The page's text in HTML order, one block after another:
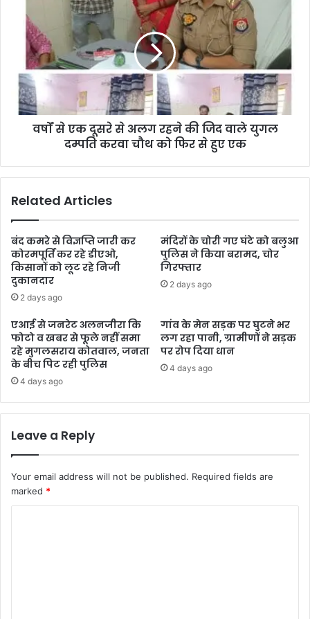
वर्षों से एक दूसरे से अलग रहने की जिद वाले युगल
दम्पति करवा चौथ को फिर से हुए एक
Related Articles
बंद कमरे से विज्ञप्ति जारी कर
कोरमपूर्ति कर रहे डीएओ,
किसानों को लूट रहे निजी
दुकानदार
2 days ago
मंदिरों के चोरी गए घंटे को बलुआ
पुलिस ने किया बरामद, चोर
गिरफ्तार
2 days ago
एआई से जनरेट अलनजीरा कि
फोटो व खबर से फूले नहीं समा
रहे मुगलसराय कोतवाल, जनता
के बीच पिट रही पुलिस
4 days ago
गांव के मेन सड़क पर घुटने भर
लग रहा पानी, ग्रामीणों ने सड़क
पर रोप दिया धान
4 days ago
Leave a Reply
Your email address will not be published. Required fields are
marked *